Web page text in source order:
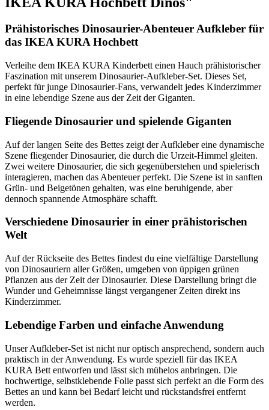
Prähistorisches Dinosaurier-Abenteuer Aufkleber für
das IKEA KURA Hochbett
Verleihe dem IKEA KURA Kinderbett einen Hauch prähistorischer
Faszination mit unserem Dinosaurier-Aufkleber-Set. Dieses Set,
perfekt für junge Dinosaurier-Fans, verwandelt jedes Kinderzimmer
in eine lebendige Szene aus der Zeit der Giganten.
Fliegende Dinosaurier und spielende Giganten
Auf der langen Seite des Bettes zeigt der Aufkleber eine dynamische
Szene fliegender Dinosaurier, die durch die Urzeit-Himmel gleiten.
Zwei weitere Dinosaurier, die sich gegenüberstehen und spielerisch
interagieren, machen das Abenteuer perfekt. Die Szene ist in sanften
Grün- und Beigetönen gehalten, was eine beruhigende, aber
dennoch spannende Atmosphäre schafft.
Verschiedene Dinosaurier in einer prähistorischen
Welt
Auf der Rückseite des Bettes findest du eine vielfältige Darstellung
von Dinosauriern aller Größen, umgeben von üppigen grünen
Pflanzen aus der Zeit der Dinosaurier. Diese Darstellung bringt die
Wunder und Geheimnisse längst vergangener Zeiten direkt ins
Kinderzimmer.
Lebendige Farben und einfache Anwendung
Unser Aufkleber-Set ist nicht nur optisch ansprechend, sondern auch
praktisch in der Anwendung. Es wurde speziell für das IKEA
KURA Bett entworfen und lässt sich mühelos anbringen. Die
hochwertige, selbstklebende Folie passt sich perfekt an die Form des
Bettes an und kann bei Bedarf leicht und rückstandsfrei entfernt
werden.